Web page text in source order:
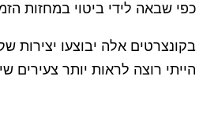
כפי שבאה לידי ביטוי במחזות
בקונצרטים אלה יבוצעו יצירות
הייתי רוצה לראות יותר צעירים